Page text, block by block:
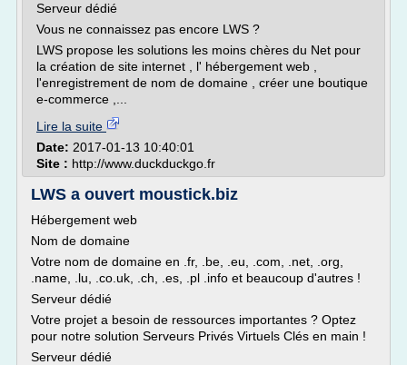
Serveur dédié
Vous ne connaissez pas encore LWS ?
LWS propose les solutions les moins chères du Net pour
la création de site internet , l' hébergement web ,
l'enregistrement de nom de domaine , créer une boutique
e-commerce ,...
Lire la suite
Date: 2017-01-13 10:40:01
Site : http://www.duckduckgo.fr
LWS a ouvert moustick.biz
Hébergement web
Nom de domaine
Votre nom de domaine en .fr, .be, .eu, .com, .net, .org,
.name, .lu, .co.uk, .ch, .es, .pl .info et beaucoup d'autres !
Serveur dédié
Votre projet a besoin de ressources importantes ? Optez
pour notre solution Serveurs Privés Virtuels Clés en main !
Serveur dédié